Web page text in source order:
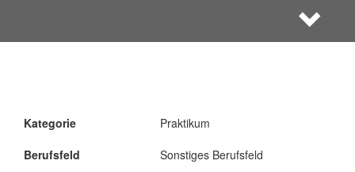
Kategorie
Berufsfeld
Praktikum
Sonstiges Berufsfeld